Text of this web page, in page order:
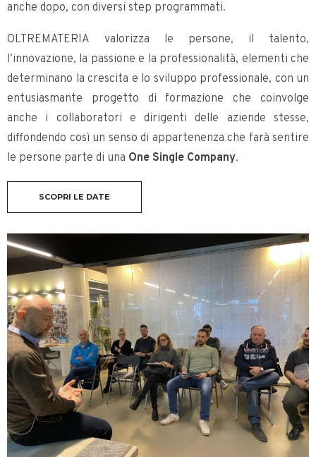
anche dopo, con diversi step programmati.
OLTREMATERIA valorizza le persone, il talento,
l’innovazione, la passione e la professionalità, elementi che
determinano la crescita e lo sviluppo professionale, con un
entusiasmante progetto di formazione che coinvolge
anche i collaboratori e dirigenti delle aziende stesse,
diffondendo così un senso di appartenenza che farà sentire
le persone parte di una One Single Company.
SCOPRI LE DATE